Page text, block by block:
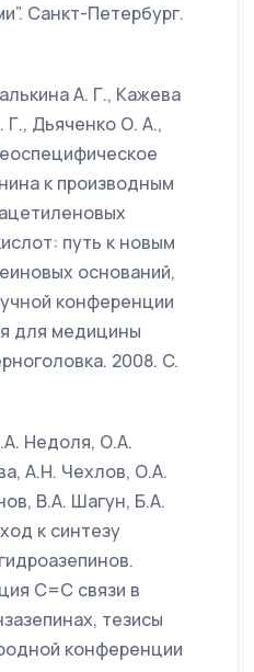
Санкт-Петербург.
А. Г., Кажева
Г., Дьяченко О. А.,
к производным
путь к новым
оснований,
конференции
для медицины
2008. C.
Недоля, О.А.
А.Н. Чехлов, О.А.
В.А. Шагун, Б.А.
к синтезу
С=С связи в
тезисы
конференции